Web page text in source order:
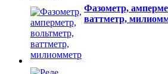
Фазометр,
ваттметр,